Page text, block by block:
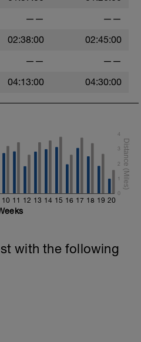
—— ——
02:38:00 02:45:00
—— ——
04:13:00 04:30:00
10 11 12 13 14 15 16 17 18 19 20
0
1
2
3
4
with the following